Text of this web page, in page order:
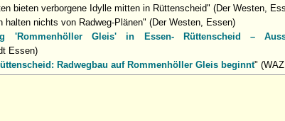
bieten verborgene Idylle mitten in Rüttenscheid" (Der Westen,
halten nichts von Radweg-Plänen" (Der Westen, Essen)
'Rommenhöller Gleis' in Essen- Rüttenscheid –
Essen)
Radwegbau auf Rommenhöller Gleis beginnt"